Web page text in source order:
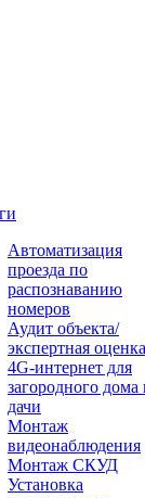
Автоматизация
проезда по
распознаванию
номеров
Аудит объекта/
экспертная оценка
4G-интернет для
загородного дома
дачи
Монтаж
видеонаблюдения
Монтаж СКУД
Установка